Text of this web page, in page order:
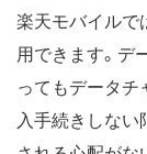
楽天モバイルで
用できます。デ
ってもデータチ
入手続きしない